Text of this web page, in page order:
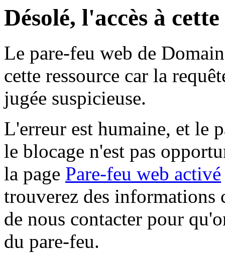
Désolé, l'accès à
Le pare-feu web de
cette ressource car la
jugée suspicieuse.
L'erreur est humaine, et le
le blocage n'est pas
la page Pare-feu web activé
trouverez des informations
de nous contacter pour
du pare-feu.